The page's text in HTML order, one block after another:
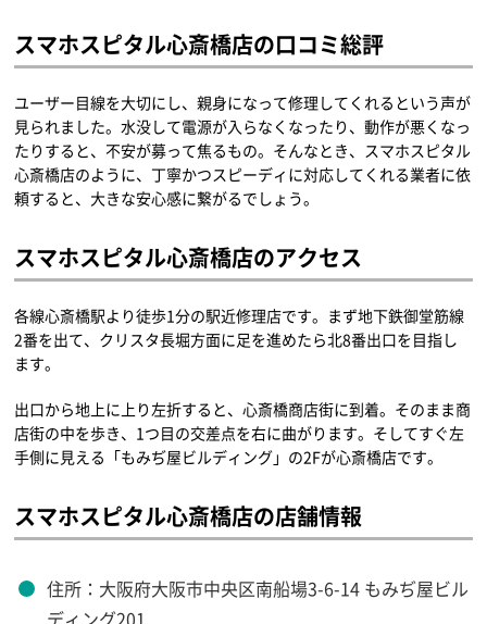
スマホスピタル心斎橋店の口コミ総評
ユーザー目線を大切にし、親身になって修理してくれるという声が
見られました。水没して電源が入らなくなったり、動作が悪くなっ
たりすると、不安が募って焦るもの。そんなとき、スマホスピタル
心斎橋店のように、丁寧かつスピーディに対応してくれる業者に依
頼すると、大きな安心感に繋がるでしょう。
スマホスピタル心斎橋店のアクセス
各線心斎橋駅より徒歩1分の駅近修理店です。まず地下鉄御堂筋線
2番を出て、クリスタ長堀方面に足を進めたら北8番出口を目指し
ます。
出口から地上に上り左折すると、心斎橋商店街に到着。そのまま商
店街の中を歩き、1つ目の交差点を右に曲がります。そしてすぐ左
手側に見える「もみぢ屋ビルディング」の2Fが心斎橋店です。
スマホスピタル心斎橋店の店舗情報
住所：大阪府大阪市中央区南船場3-6-14 もみぢ屋ビル
ディング201